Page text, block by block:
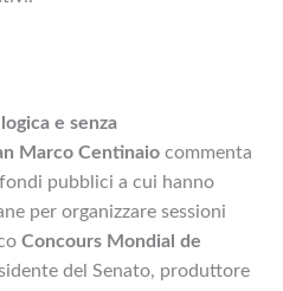
e senza
Marco Centinaio commenta
pubblici a cui hanno
per organizzare sessioni
Concours Mondial de
del Senato, produttore